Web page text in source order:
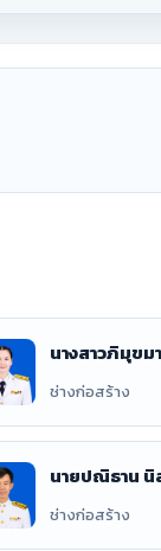
นางสาวภิมุขม
ช่างก่อสร้าง
นายปณิธาน นิ
ช่างก่อสร้าง